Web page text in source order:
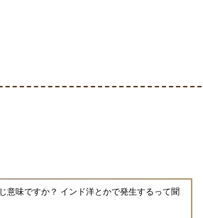
意味ですか？ インド洋とかで発生するって聞